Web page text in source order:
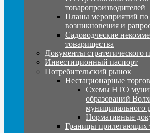
товаропроизводителей
Планы мероприятий
возникновения и
Садоводческие
товарищества
Документы стратегического
Инвестиционный паспорт
Потребительский рынок
Нестационарные
Схемы НТО
образований
муниципального
Нормативные
Границы прилегающих